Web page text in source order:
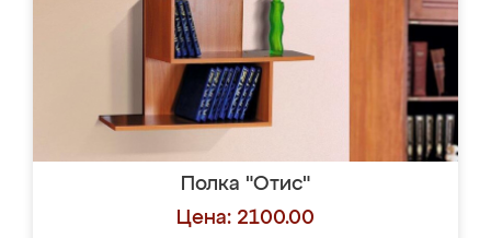
Полка "Отис"
Цена: 2100.00